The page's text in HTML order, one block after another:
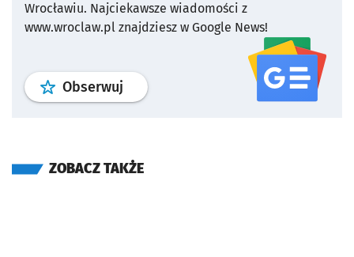
Wrocławiu. Najciekawsze wiadomości z
www.wroclaw.pl znajdziesz w Google News!
Obserwuj profil serwisu
ZOBACZ TAKŻE